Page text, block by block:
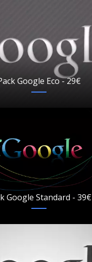
Google Eco - 29€
Google Standard - 39€